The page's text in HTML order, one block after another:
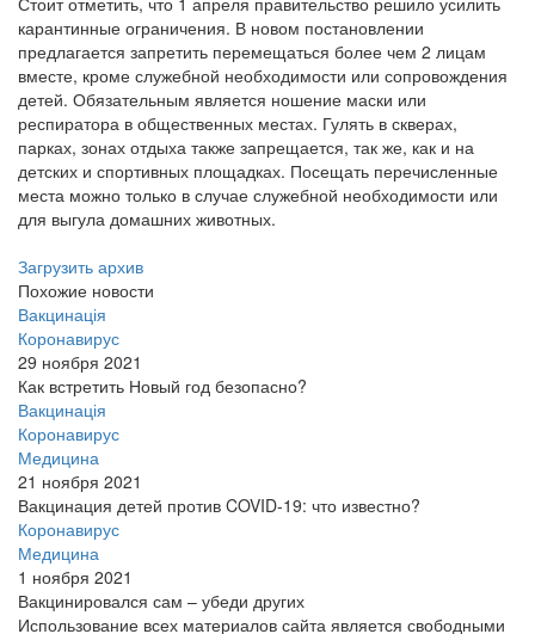
карантинные ограничения. В новом постановлении
предлагается запретить перемещаться более чем 2 лицам
вместе, кроме служебной необходимости или сопровождения
детей. Обязательным является ношение маски или
респиратора в общественных местах. Гулять в скверах,
парках, зонах отдыха также запрещается, так же, как и на
детских и спортивных площадках. Посещать перечисленные
места можно только в случае служебной необходимости или
для выгула домашних животных.
Загрузить архив
Похожие новости
Вакцинація
Коронавирус
29 ноября 2021
Как встретить Новый год безопасно?
Вакцинація
Коронавирус
Медицина
21 ноября 2021
Вакцинация детей против COVID-19: что известно?
Коронавирус
Медицина
1 ноября 2021
Вакцинировался сам – убеди других
Использование всех материалов сайта является свободными